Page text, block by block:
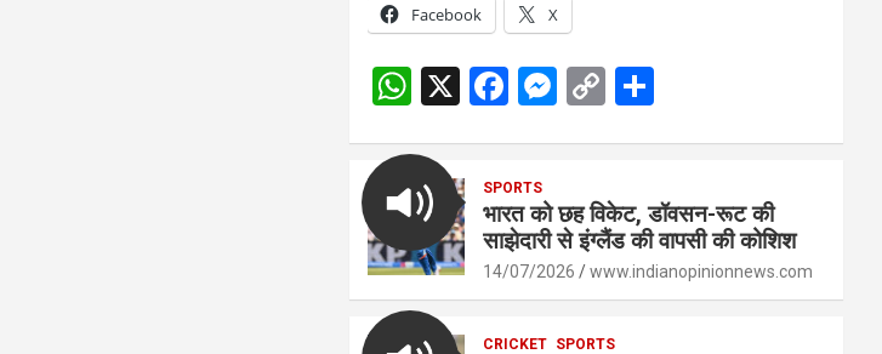
Facebook X
W
at
s
A
p
p
X
F
b
o
o
M
n
g
er
C
Li
n
k
e
SPORTS
भारत को छह विकेट, डॉवसन-रूट की
साझेदारी से इंग्लैंड की वापसी की कोशिश
14/07/2026 www.indianopinionnews.com
CRICKET SPORTS